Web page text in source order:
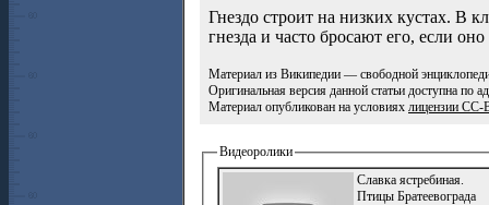
Гнездо строит на низких кустах. В
гнезда и часто бросают его, если
Материал из Википедии — свободной
Оригинальная версия данной статьи доступна по
Материал опубликован на условиях лицензии
Видеоролики
Славка ястребиная.
Птицы Братеевограда